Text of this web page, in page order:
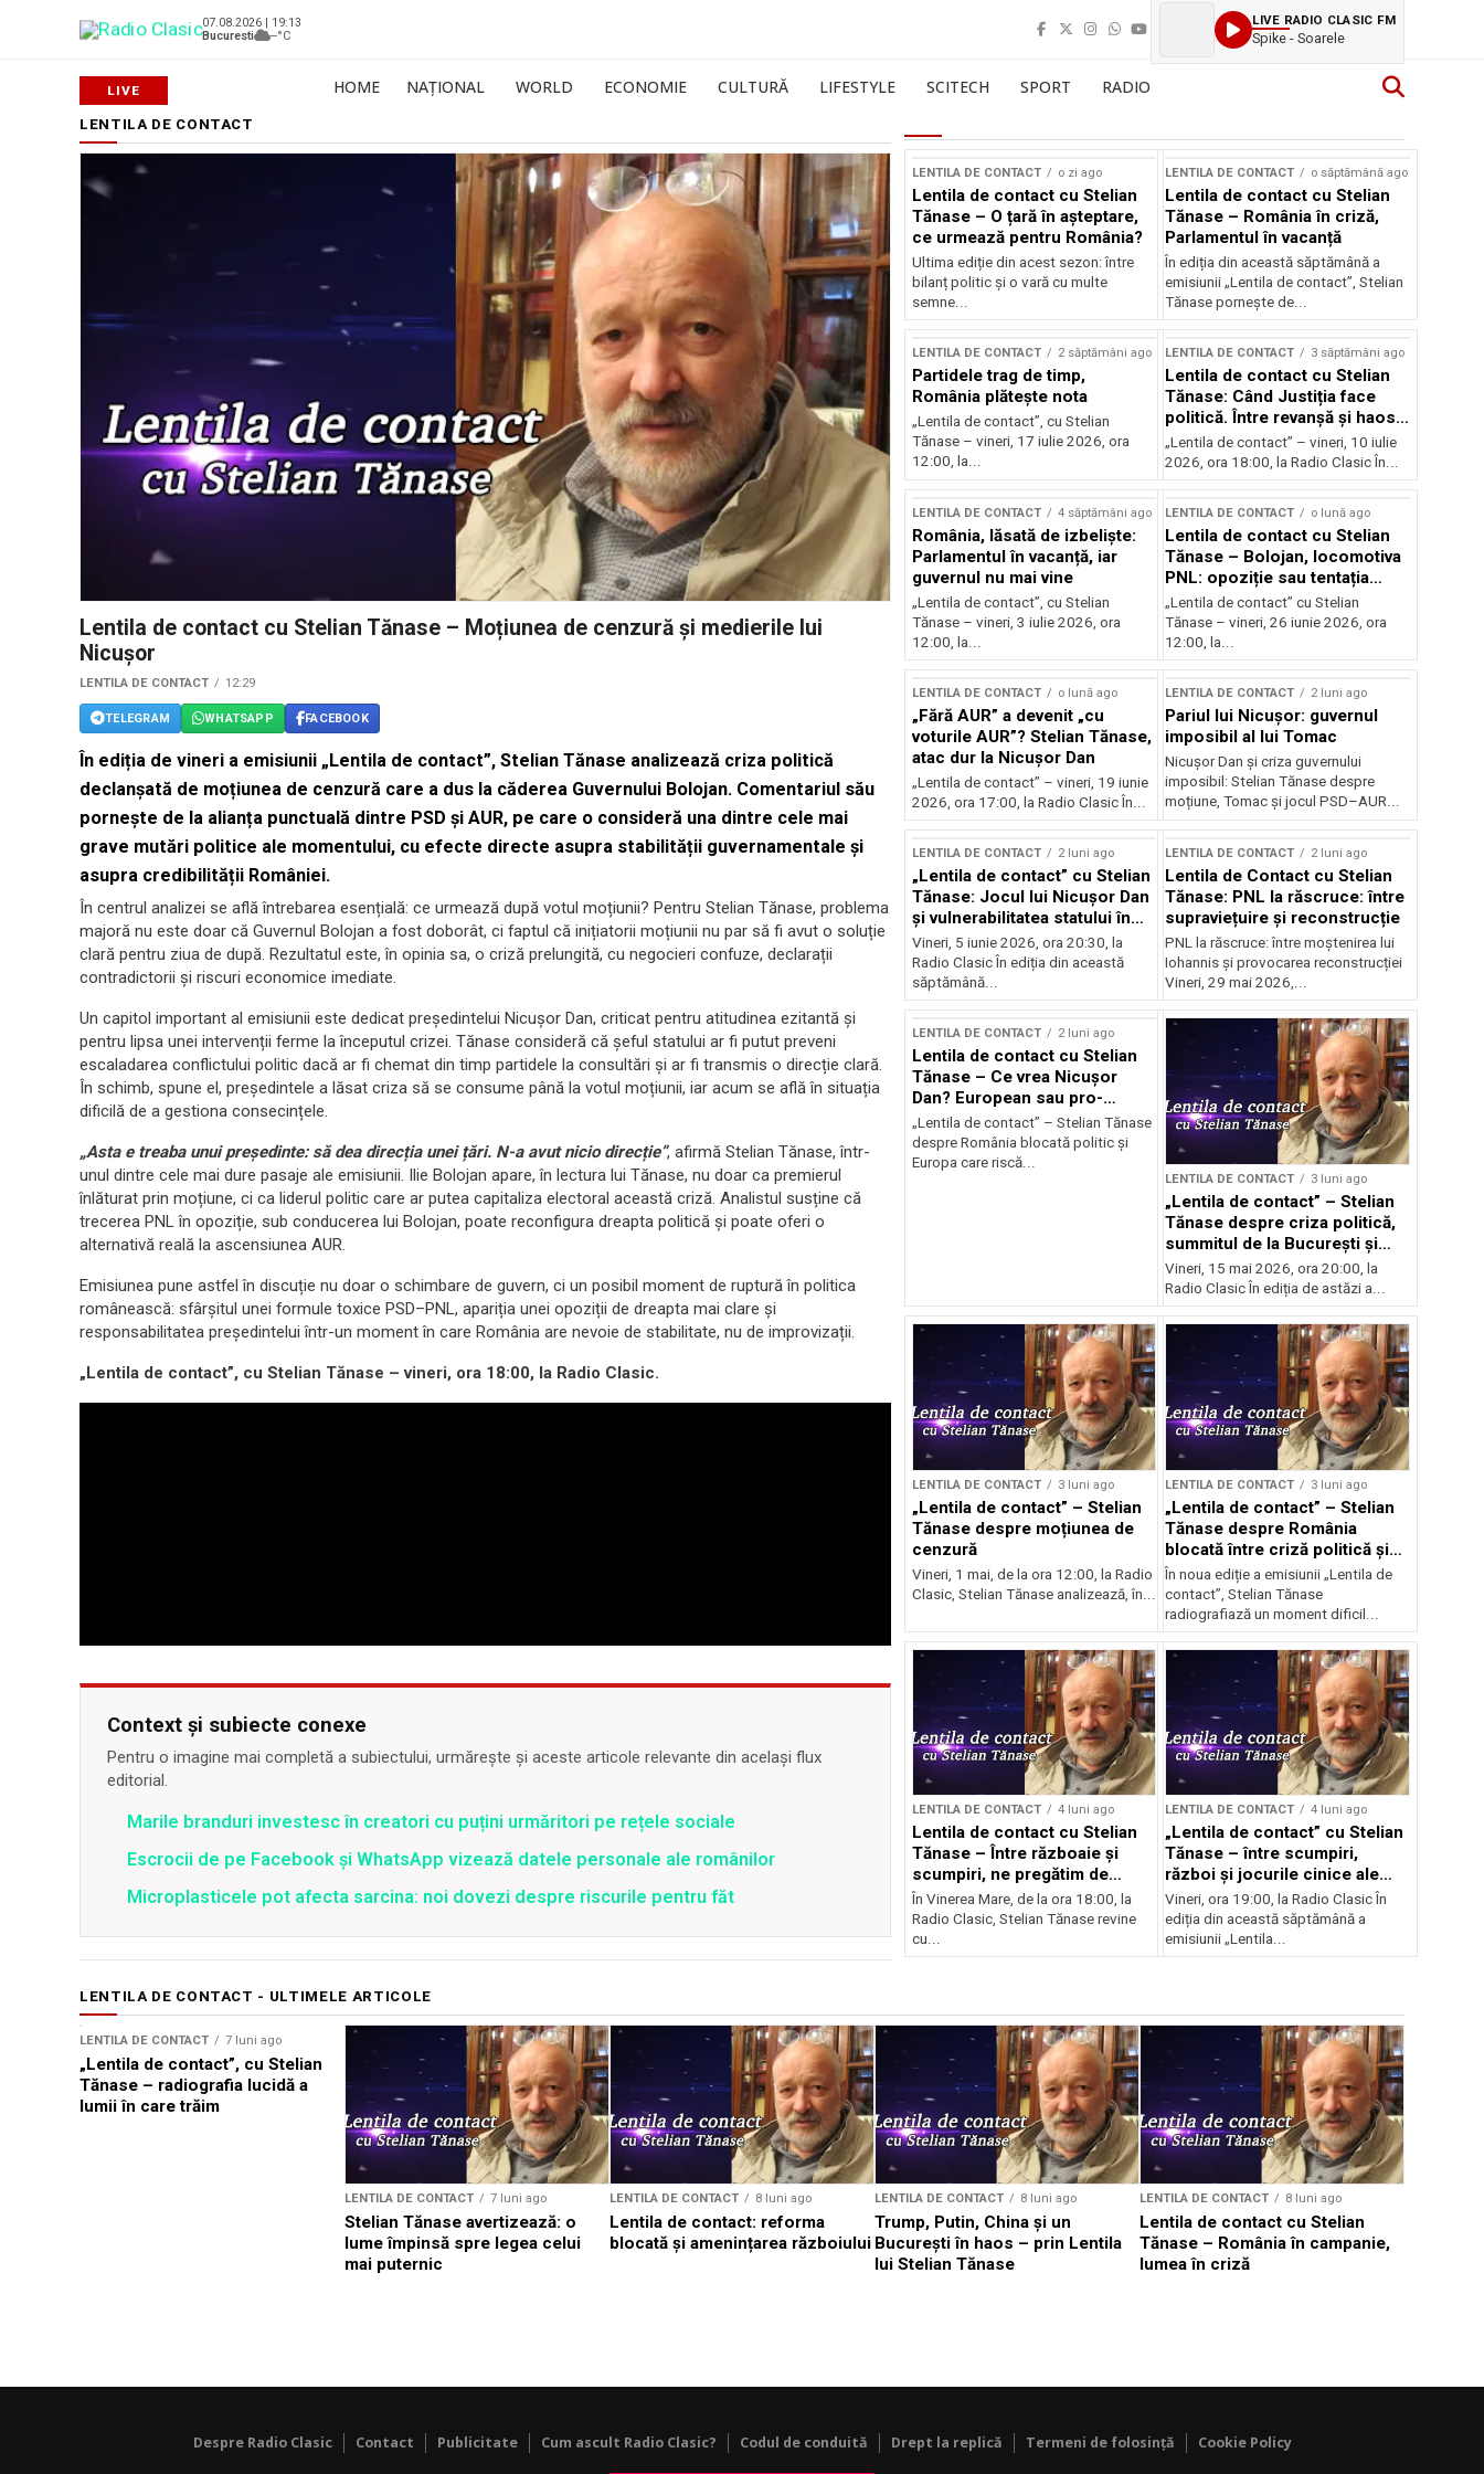
07.08.2026 | 19:13
Bucuresti
--°C
LIVE RADIO CLASIC FM
Spike - Soarele
HOME NAȚIONAL WORLD ECONOMIE CULTURĂ LIFESTYLE SCITECH SPORT RADIO
LENTILA DE CONTACT
Lentila de contact cu Stelian Tănase – Moțiunea de cenzură și medierile lui
Nicușor
LENTILA DE CONTACT 12:29
TELEGRAM WHATSAPP FACEBOOK
În ediția de vineri a emisiunii „Lentila de contact”, Stelian Tănase analizează criza politică
declanșată de moțiunea de cenzură care a dus la căderea Guvernului Bolojan. Comentariul său
pornește de la alianța punctuală dintre PSD și AUR, pe care o consideră una dintre cele mai
grave mutări politice ale momentului, cu efecte directe asupra stabilității guvernamentale și
asupra credibilității României.
În centrul analizei se află întrebarea esențială: ce urmează după votul moțiunii? Pentru Stelian Tănase, problema
majoră nu este doar că Guvernul Bolojan a fost doborât, ci faptul că inițiatorii moțiunii nu par să fi avut o soluție
clară pentru ziua de după. Rezultatul este, în opinia sa, o criză prelungită, cu negocieri confuze, declarații
contradictorii și riscuri economice imediate.
Un capitol important al emisiunii este dedicat președintelui Nicușor Dan, criticat pentru atitudinea ezitantă și
pentru lipsa unei intervenții ferme la începutul crizei. Tănase consideră că șeful statului ar fi putut preveni
escaladarea conflictului politic dacă ar fi chemat din timp partidele la consultări și ar fi transmis o direcție clară.
În schimb, spune el, președintele a lăsat criza să se consume până la votul moțiunii, iar acum se află în situația
dificilă de a gestiona consecințele.
„Asta e treaba unui președinte: să dea direcția unei țări. N-a avut nicio direcție”, afirmă Stelian Tănase, într-
unul dintre cele mai dure pasaje ale emisiunii. Ilie Bolojan apare, în lectura lui Tănase, nu doar ca premierul
înlăturat prin moțiune, ci ca liderul politic care ar putea capitaliza electoral această criză. Analistul susține că
trecerea PNL în opoziție, sub conducerea lui Bolojan, poate reconfigura dreapta politică și poate oferi o
alternativă reală la ascensiunea AUR.
Emisiunea pune astfel în discuție nu doar o schimbare de guvern, ci un posibil moment de ruptură în politica
românească: sfârșitul unei formule toxice PSD–PNL, apariția unei opoziții de dreapta mai clare și
responsabilitatea președintelui într-un moment în care România are nevoie de stabilitate, nu de improvizații.
„Lentila de contact”, cu Stelian Tănase – vineri, ora 18:00, la Radio Clasic.
Context și subiecte conexe
Pentru o imagine mai completă a subiectului, urmărește și aceste articole relevante din același flux
editorial.
Marile branduri investesc în creatori cu puțini urmăritori pe rețele sociale
Escrocii de pe Facebook și WhatsApp vizează datele personale ale românilor
Microplasticele pot afecta sarcina: noi dovezi despre riscurile pentru făt
LENTILA DE CONTACT o zi ago
Lentila de contact cu Stelian
Tănase – O țară în așteptare,
ce urmează pentru România?
Ultima ediție din acest sezon: între
bilanț politic și o vară cu multe
semne...
LENTILA DE CONTACT o săptămână ago
Lentila de contact cu Stelian
Tănase – România în criză,
Parlamentul în vacanță
În ediția din această săptămână a
emisiunii „Lentila de contact”, Stelian
Tănase pornește de...
LENTILA DE CONTACT 2 săptămâni ago
Partidele trag de timp,
România plătește nota
„Lentila de contact”, cu Stelian
Tănase – vineri, 17 iulie 2026, ora
12:00, la...
LENTILA DE CONTACT 3 săptămâni ago
Lentila de contact cu Stelian
Tănase: Când Justiția face
politică. Între revanșă și haos
instituțional
„Lentila de contact” – vineri, 10 iulie
2026, ora 18:00, la Radio Clasic În...
LENTILA DE CONTACT 4 săptămâni ago
România, lăsată de izbeliște:
Parlamentul în vacanță, iar
guvernul nu mai vine
„Lentila de contact”, cu Stelian
Tănase – vineri, 3 iulie 2026, ora
12:00, la...
LENTILA DE CONTACT o lună ago
Lentila de contact cu Stelian
Tănase – Bolojan, locomotiva
PNL: opoziție sau tentația
puterii?
„Lentila de contact” cu Stelian
Tănase – vineri, 26 iunie 2026, ora
12:00, la...
LENTILA DE CONTACT o lună ago
„Fără AUR” a devenit „cu
voturile AUR”? Stelian Tănase,
atac dur la Nicușor Dan
„Lentila de contact” – vineri, 19 iunie
2026, ora 17:00, la Radio Clasic În...
LENTILA DE CONTACT 2 luni ago
Pariul lui Nicușor: guvernul
imposibil al lui Tomac
Nicușor Dan și criza guvernului
imposibil: Stelian Tănase despre
moțiune, Tomac și jocul PSD–AUR...
LENTILA DE CONTACT 2 luni ago
„Lentila de contact” cu Stelian
Tănase: Jocul lui Nicușor Dan
și vulnerabilitatea statului în
fața crizelor
Vineri, 5 iunie 2026, ora 20:30, la
Radio Clasic În ediția din această
săptămână...
LENTILA DE CONTACT 2 luni ago
Lentila de Contact cu Stelian
Tănase: PNL la răscruce: între
supraviețuire și reconstrucție
PNL la răscruce: între moștenirea lui
Iohannis și provocarea reconstrucției
Vineri, 29 mai 2026,...
LENTILA DE CONTACT 2 luni ago
Lentila de contact cu Stelian
Tănase – Ce vrea Nicușor
Dan? European sau pro-
occidental?
„Lentila de contact” – Stelian Tănase
despre România blocată politic și
Europa care riscă...
LENTILA DE CONTACT 3 luni ago
„Lentila de contact” – Stelian
Tănase despre criza politică,
summitul de la București și
ascensiunea lui Bolojan
Vineri, 15 mai 2026, ora 20:00, la
Radio Clasic În ediția de astăzi a...
LENTILA DE CONTACT 3 luni ago
„Lentila de contact” – Stelian
Tănase despre moțiunea de
cenzură
Vineri, 1 mai, de la ora 12:00, la Radio
Clasic, Stelian Tănase analizează, în...
LENTILA DE CONTACT 3 luni ago
„Lentila de contact” – Stelian
Tănase despre România
blocată între criză politică și
scumpiri
În noua ediție a emisiunii „Lentila de
contact”, Stelian Tănase
radiografiază un moment dificil...
LENTILA DE CONTACT 4 luni ago
Lentila de contact cu Stelian
Tănase – Între războaie și
scumpiri, ne pregătim de
Paște
În Vinerea Mare, de la ora 18:00, la
Radio Clasic, Stelian Tănase revine
cu...
LENTILA DE CONTACT 4 luni ago
„Lentila de contact” cu Stelian
Tănase – între scumpiri,
război și jocurile cinice ale
politicii interne
Vineri, ora 19:00, la Radio Clasic În
ediția din această săptămână a
emisiunii „Lentila...
LENTILA DE CONTACT - ULTIMELE ARTICOLE
LENTILA DE CONTACT 7 luni ago
„Lentila de contact”, cu Stelian
Tănase – radiografia lucidă a
lumii în care trăim
LENTILA DE CONTACT 7 luni ago
Stelian Tănase avertizează: o
lume împinsă spre legea celui
mai puternic
LENTILA DE CONTACT 8 luni ago
Lentila de contact: reforma
blocată și amenințarea războiului
LENTILA DE CONTACT 8 luni ago
Trump, Putin, China și un
București în haos – prin Lentila
lui Stelian Tănase
LENTILA DE CONTACT 8 luni ago
Lentila de contact cu Stelian
Tănase – România în campanie,
lumea în criză
Despre Radio Clasic Contact Publicitate Cum ascult Radio Clasic? Codul de conduită Drept la replică Termeni de folosință Cookie Policy